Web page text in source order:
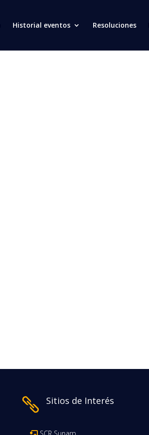
Historial eventos Resoluciones
 Sitios de Interés
SCR Sunarp